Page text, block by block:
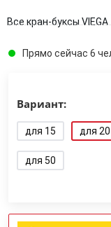
Все кран-буксы VIEGA
Прямо сейчас 6
Вариант:
для 15 для 20
для 50